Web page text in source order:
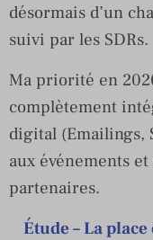
désormais d’un
suivi par les SDRs.
Ma priorité en
complètement
digital (Emailings,
aux événements
partenaires.
Étude – La